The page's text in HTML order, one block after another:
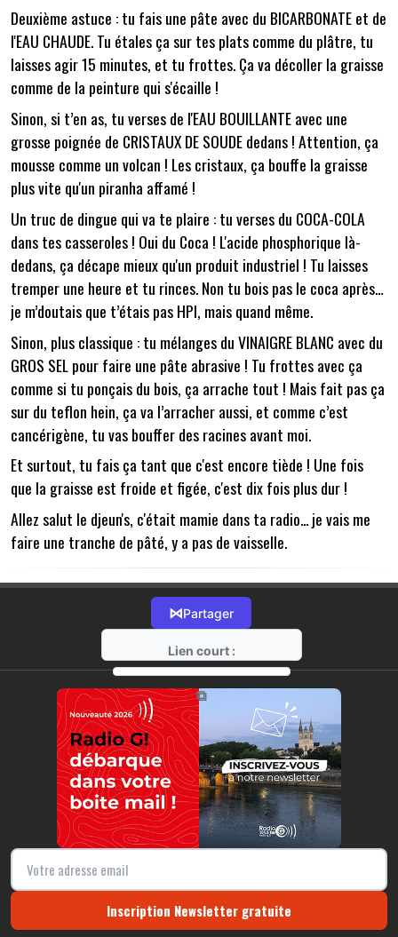
Deuxième astuce : tu fais une pâte avec du BICARBONATE et de
l'EAU CHAUDE. Tu étales ça sur tes plats comme du plâtre, tu
laisses agir 15 minutes, et tu frottes. Ça va décoller la graisse
comme de la peinture qui s'écaille !
Sinon, si t’en as, tu verses de l'EAU BOUILLANTE avec une
grosse poignée de CRISTAUX DE SOUDE dedans ! Attention, ça
mousse comme un volcan ! Les cristaux, ça bouffe la graisse
plus vite qu'un piranha affamé !
Un truc de dingue qui va te plaire : tu verses du COCA-COLA
dans tes casseroles ! Oui du Coca ! L'acide phosphorique là-
dedans, ça décape mieux qu'un produit industriel ! Tu laisses
tremper une heure et tu rinces. Non tu bois pas le coca après…
je m’doutais que t’étais pas HPI, mais quand même.
Sinon, plus classique : tu mélanges du VINAIGRE BLANC avec du
GROS SEL pour faire une pâte abrasive ! Tu frottes avec ça
comme si tu ponçais du bois, ça arrache tout ! Mais fait pas ça
sur du teflon hein, ça va l’arracher aussi, et comme c’est
cancérigène, tu vas bouffer des racines avant moi.
Et surtout, tu fais ça tant que c'est encore tiède ! Une fois
que la graisse est froide et figée, c'est dix fois plus dur !
Allez salut le djeun's, c'était mamie dans ta radio... je vais me
faire une tranche de pâté, y a pas de vaisselle.
⋈Partager
Lien court :
https://radio-g.fr?19379
⧉
Inscription Newsletter gratuite